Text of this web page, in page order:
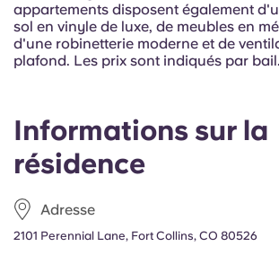
Informations sur la
résidence
Adresse
2101 Perennial Lane, Fort Collins, CO 80526
appartements disposent également
sol en vinyle de luxe, de meubles en
d'une robinetterie moderne et de
plafond. Les prix sont indiqués par bail.